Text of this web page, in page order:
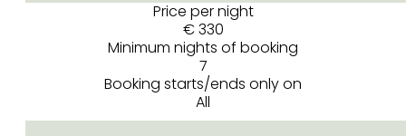
Price per night
€ 330
Minimum nights of booking
7
Booking starts/ends only on
All